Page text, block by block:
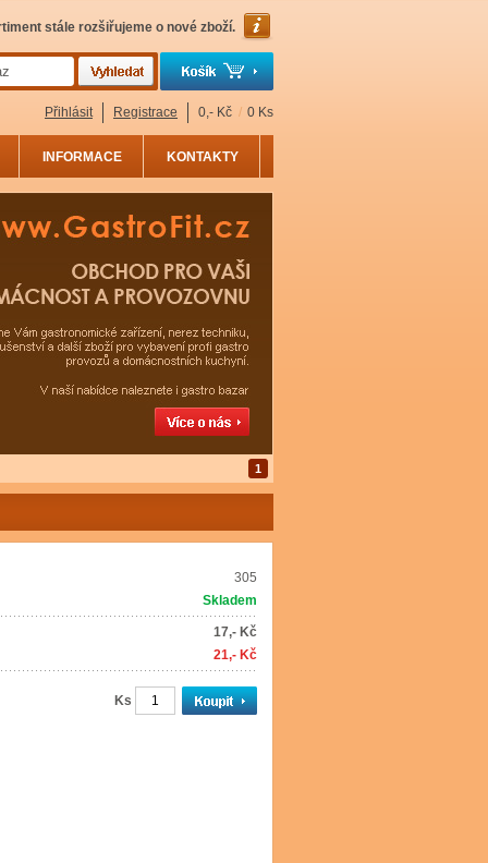
stále rozšiřujeme o nové zboží.
Přihlásit Registrace 0,- Kč / 0 Ks
INFORMACE KONTAKTY
1
305
Skladem
17,- Kč
21,- Kč
Ks